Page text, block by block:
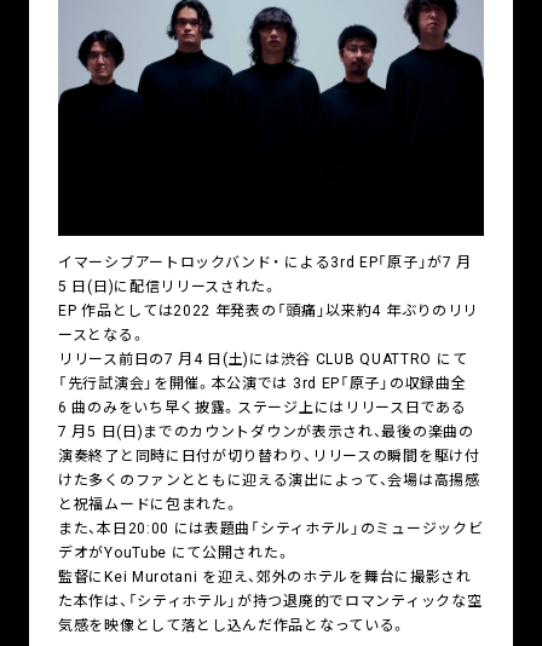
イマーシブアートロックバンド・ による3rd EP「原子」が7 月
5 日(日)に配信リリースされた。
EP 作品としては2022 年発表の「頭痛」以来約4 年ぶりのリリ
ースとなる。
リリース前日の7 月4 日(土)には渋谷 CLUB QUATTRO にて
「先行試演会」を開催。本公演では 3rd EP「原子」の収録曲全
6 曲のみをいち早く披露。ステージ上にはリリース日である
7 月5 日(日)までのカウントダウンが表示され、最後の楽曲の
演奏終了と同時に日付が切り替わり、リリースの瞬間を駆け付
けた多くのファンとともに迎える演出によって、会場は高揚感
と祝福ムードに包まれた。
また、本日20:00 には表題曲「シティホテル」のミュージックビ
デオがYouTube にて公開された。
監督にKei Murotani を迎え、郊外のホテルを舞台に撮影され
た本作は、「シティホテル」が持つ退廃的でロマンティックな空
気感を映像として落とし込んだ作品となっている。